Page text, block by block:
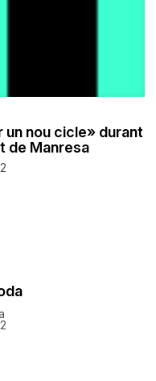
un nou cicle» durant
de Manresa